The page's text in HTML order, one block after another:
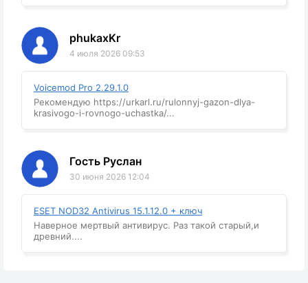
phukaxKr
4 июля 2026 09:53
Voicemod Pro 2.29.1.0
Рекомендую https://urkarl.ru/rulonnyj-gazon-dlya-
krasivogo-i-rovnogo-uchastka/...
Гость Руслан
30 июня 2026 12:04
ESET NOD32 Antivirus 15.1.12.0 + ключ
Наверное мертвый антивирус. Раз такой старый,и
древний....